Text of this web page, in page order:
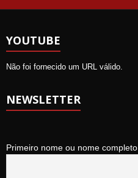
YOUTUBE
Não foi fornecido um URL válido.
NEWSLETTER
Primeiro nome ou nome completo